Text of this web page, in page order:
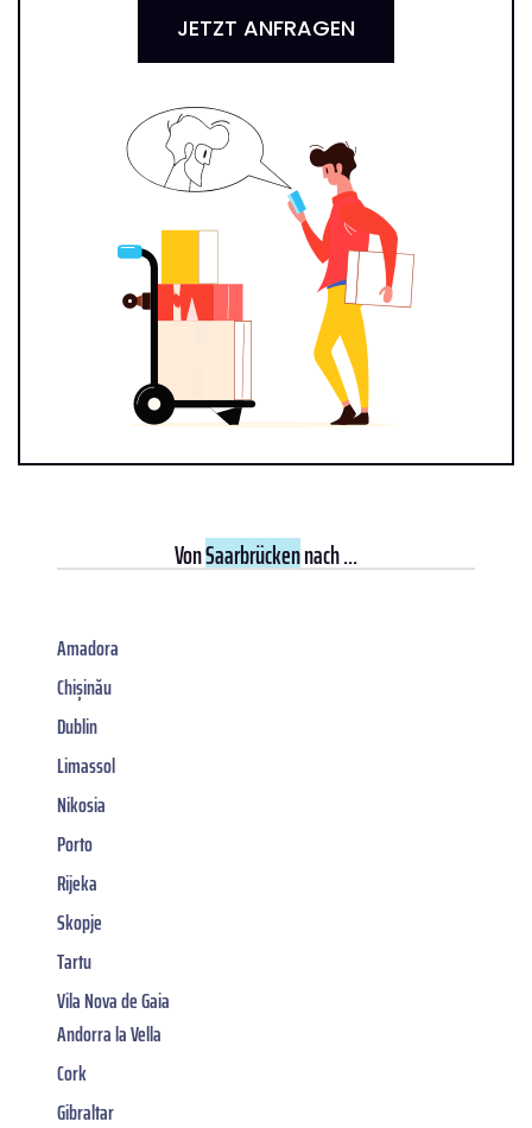
JETZT ANFRAGEN
VonSaarbrückennach ...
Amadora
Chișinău
Dublin
Limassol
Nikosia
Porto
Rijeka
Skopje
Tartu
Vila Nova de Gaia
Andorra la Vella
Cork
Gibraltar